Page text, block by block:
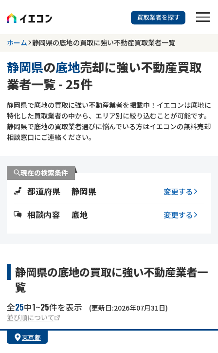
訳あり物件に強い業者を探す
静岡県 底地
更新日 :2026年07月31日
業者を探す
空き家
再建築不可
ゴミ屋敷
リースバック
不動産コラム
不動産売却
訳あり不動産
土地売却
借地 不動産リースバック
任意売却
ホーム 静岡県の底地の買取に強い不動産買取業者一覧
静岡県の底地売却に強い不動産買取
業者一覧 - 25件
静岡県で底地の買取に強い不動産業者を掲載中！イエコンは底地に
特化した買取業者の中から、エリア別に絞り込むことが可能です。
静岡県で底地の買取業者選びに悩んでいる方はイエコンの無料売却
相談窓口にご連絡ください。
現在の検索条件
都道府県 静岡県 変更する
相談内容 底地 変更する
静岡県の底地の買取に強い不動産業者一
覧
全25中1~25件を表示
(更新日:2026年07月31日)
並び順について
東京都